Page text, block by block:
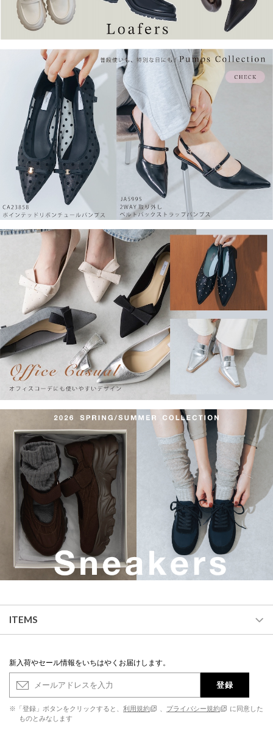
ITEMS
新入荷やセール情報をいちはやくお届けします。
登録
※「登録」ボタンをクリックすると、 利用規約 プライバシー規約
に同意した
ものとみなします